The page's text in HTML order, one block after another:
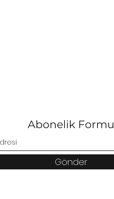
Abonelik Formu
Gönder